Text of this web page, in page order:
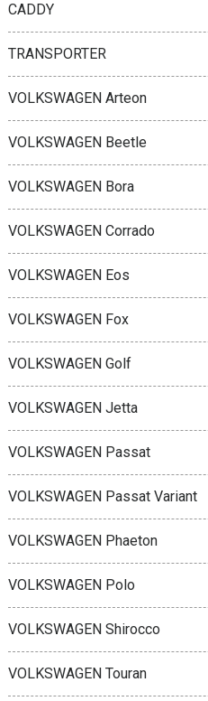
CADDY
TRANSPORTER
VOLKSWAGEN Arteon
VOLKSWAGEN Beetle
VOLKSWAGEN Bora
VOLKSWAGEN Corrado
VOLKSWAGEN Eos
VOLKSWAGEN Fox
VOLKSWAGEN Golf
VOLKSWAGEN Jetta
VOLKSWAGEN Passat
VOLKSWAGEN Passat Variant
VOLKSWAGEN Phaeton
VOLKSWAGEN Polo
VOLKSWAGEN Shirocco
VOLKSWAGEN Touran